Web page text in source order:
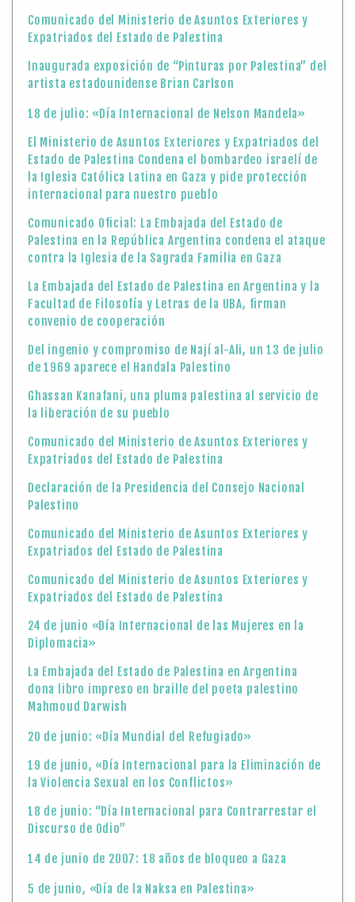
Comunicado del Ministerio de Asuntos Exteriores y
Expatriados del Estado de Palestina
Inaugurada exposición de “Pinturas por Palestina” del
artista estadounidense Brian Carlson
18 de julio: «Día Internacional de Nelson Mandela»
El Ministerio de Asuntos Exteriores y Expatriados del
Estado de Palestina Condena el bombardeo israelí de
la Iglesia Católica Latina en Gaza y pide protección
internacional para nuestro pueblo
Comunicado Oficial: La Embajada del Estado de
Palestina en la República Argentina condena el ataque
contra la Iglesia de la Sagrada Familia en Gaza
La Embajada del Estado de Palestina en Argentina y la
Facultad de Filosofía y Letras de la UBA, firman
convenio de cooperación
Del ingenio y compromiso de Nají al-Ali, un 13 de julio
de 1969 aparece el Handala Palestino
Ghassan Kanafani, una pluma palestina al servicio de
la liberación de su pueblo
Comunicado del Ministerio de Asuntos Exteriores y
Expatriados del Estado de Palestina
Declaración de la Presidencia del Consejo Nacional
Palestino
Comunicado del Ministerio de Asuntos Exteriores y
Expatriados del Estado de Palestina
Comunicado del Ministerio de Asuntos Exteriores y
Expatriados del Estado de Palestina
24 de junio «Día Internacional de las Mujeres en la
Diplomacia»
La Embajada del Estado de Palestina en Argentina
dona libro impreso en braille del poeta palestino
Mahmoud Darwish
20 de junio: «Día Mundial del Refugiado»
19 de junio, «Día Internacional para la Eliminación de
la Violencia Sexual en los Conflictos»
18 de junio: “Día Internacional para Contrarrestar el
Discurso de Odio”
14 de junio de 2007: 18 años de bloqueo a Gaza
5 de junio, «Día de la Naksa en Palestina»